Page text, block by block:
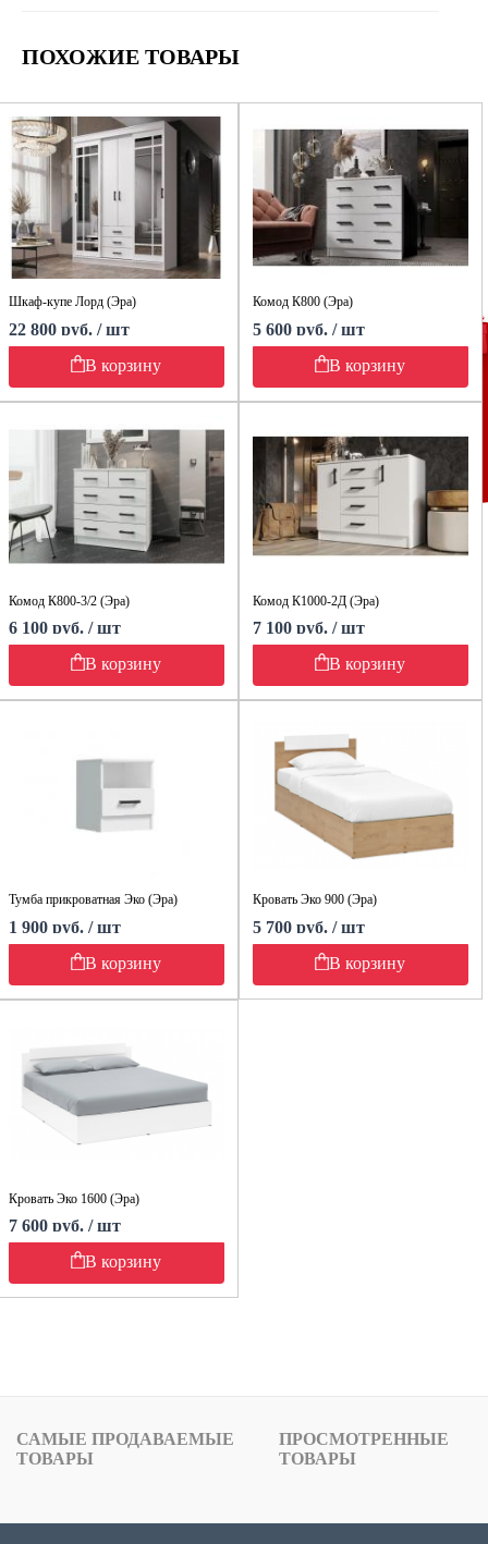
ПОХОЖИЕ ТОВАРЫ
Шкаф-купе Лорд (Эра)
22 800 руб. / шт
В корзину
Комод К800 (Эра)
5 600 руб. / шт
В корзину
Комод К800-3/2 (Эра)
6 100 руб. / шт
В корзину
Комод К1000-2Д (Эра)
7 100 руб. / шт
В корзину
Тумба прикроватная Эко (Эра)
1 900 руб. / шт
В корзину
Кровать Эко 900 (Эра)
5 700 руб. / шт
В корзину
Кровать Эко 1600 (Эра)
7 600 руб. / шт
В корзину
САМЫЕ ПРОДАВАЕМЫЕ
ТОВАРЫ
ПРОСМОТРЕННЫЕ
ТОВАРЫ